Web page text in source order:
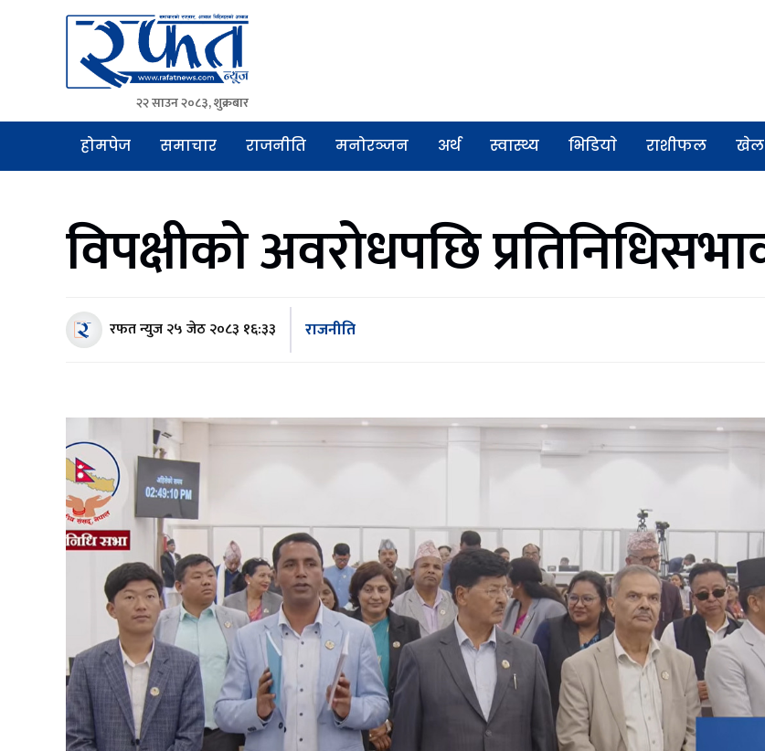
Rafat News
समाचारको रफ्तार, आवाज बिहिनहरुको आवाज
२२ साउन २०८३, शुक्रबार
होमपेज समाचार राजनीति मनोरञ्जन अर्थ स्वास्थ्य भिडियाे राशीफल खेल
विपक्षीको अवरोधपछि
रफत न्युज२५ जेठ २०८३ १६:३३ राजनीति